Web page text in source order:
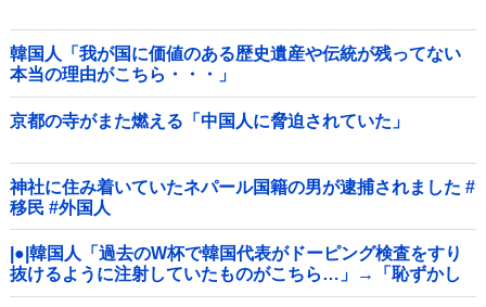
韓国人「我が国に価値のある歴史遺産や伝統が残ってない
本当の理由がこちら・・・」
京都の寺がまた燃える「中国人に脅迫されていた」
神社に住み着いていたネパール国籍の男が逮捕されました #
移民 #外国人
|●|韓国人「過去のW杯で韓国代表がドーピング検査をすり
抜けるように注射していたものがこちら…」→「恥ずかし
い…（ﾌﾞﾙﾌﾞﾙ」＝韓国の反応